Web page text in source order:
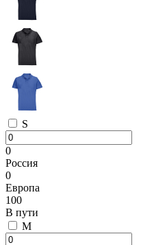
S
0
Россия
0
Европа
100
В пути
M